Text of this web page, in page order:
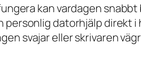
kan vardagen
personlig datorhjälp direkt
svajar eller skrivaren